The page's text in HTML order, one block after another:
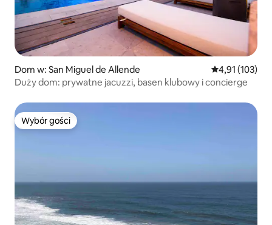
Dom w: San Miguel de Allende Średnia
4,91 (103)
Duży dom: prywatne jacuzzi, basen klubowy i concierge
Wybór gości
Wybór gości